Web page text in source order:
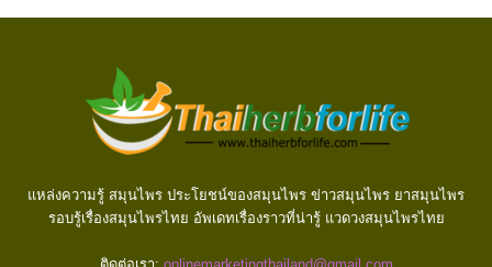
แหล่งความรู้ สมุนไพร ประโยชน์ของสมุนไพร ข่าวสมุนไพร ยาสมุนไพร
รอบรู้เรื่องสมุนไพรไทย อัพเดทเรื่องราวที่น่ารู้ แวดวงสมุนไพรไทย